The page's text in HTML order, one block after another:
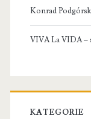
Konrad
VIVA La VIDA –
KATEGORIE